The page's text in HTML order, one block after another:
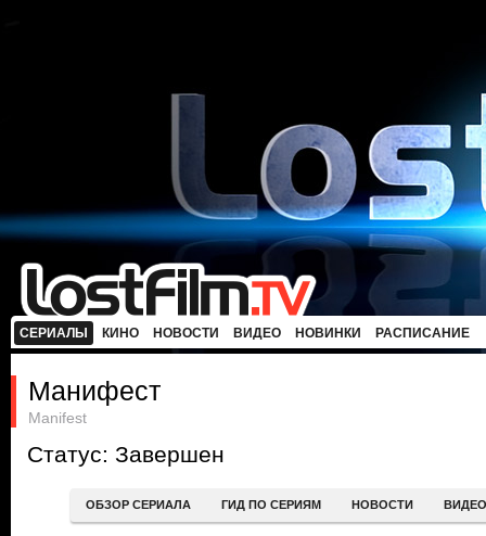
СЕРИАЛЫ КИНО НОВОСТИ ВИДЕО НОВИНКИ РАСПИСАНИЕ
Манифест
Manifest
Статус: Завершен
ОБЗОР СЕРИАЛА ГИД ПО СЕРИЯМ НОВОСТИ ВИДЕО